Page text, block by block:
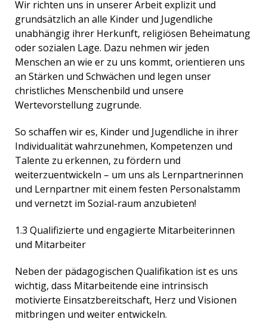
Wir richten uns in unserer Arbeit explizit und
grundsätzlich an alle Kinder und Jugendliche
unabhängig ihrer Herkunft, religiösen Beheimatung
oder sozialen Lage. Dazu nehmen wir jeden
Menschen an wie er zu uns kommt, orientieren uns
an Stärken und Schwächen und legen unser
christliches Menschenbild und unsere
Wertevorstellung zugrunde.
So schaffen wir es, Kinder und Jugendliche in ihrer
Individualität wahrzunehmen, Kompetenzen und
Talente zu erkennen, zu fördern und
weiterzuentwickeln – um uns als Lernpartnerinnen
und Lernpartner mit einem festen Personalstamm
und vernetzt im Sozial-raum anzubieten!
1.3 Qualifizierte und engagierte Mitarbeiterinnen
und Mitarbeiter
Neben der pädagogischen Qualifikation ist es uns
wichtig, dass Mitarbeitende eine intrinsisch
motivierte Einsatzbereitschaft, Herz und Visionen
mitbringen und weiter entwickeln.